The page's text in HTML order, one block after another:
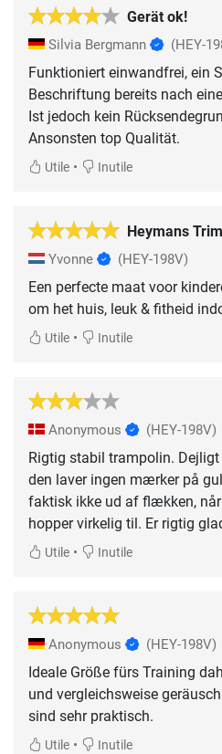
Gerät ok!
Silvia Bergmann (HEY-
Funktioniert einwandfrei, ein
Beschriftung bereits nach
Ist jedoch kein
Ansonsten top Qualität.
Utile • Inutile
Heymans
Yvonne (HEY-198V)
Een perfecte maat voor
om het huis, leuk & fitheid
Utile • Inutile
Anonymous (HEY-198V)
Rigtig stabil trampolin.
den laver ingen mærker på
faktisk ikke ud af flækken, når
hopper virkelig til. Er rigtig
Utile • Inutile
Anonymous (HEY-198V)
Ideale Größe fürs Training
und vergleichsweise
sind sehr praktisch.
Utile • Inutile